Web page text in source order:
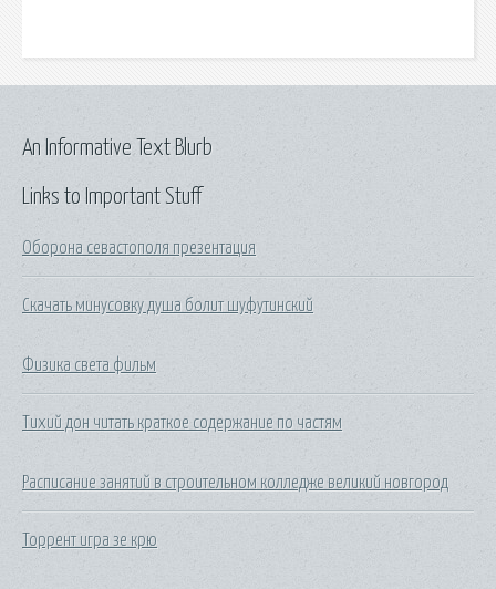
Links to Important Stuff
Оборона севастополя презентация
Скачать минусовку душа болит шуфутинский
Физика света фильм
Тихий дон читать краткое содержание по частям
Расписание занятий в строительном колледже великий новгород
Торрент игра зе крю
An Informative Text Blurb